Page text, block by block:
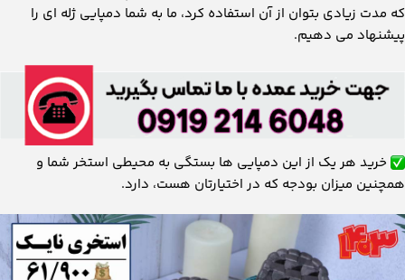
که مدت زیادی بتوان از آن استفاده کرد، ما به شما دمپایی ژله ای را
پیشنهاد می دهیم.
خرید هر یک از این دمپایی ها بستگی به محیطی استخر شما و
همچنین میزان بودجه که در اختیارتان هست، دارد.